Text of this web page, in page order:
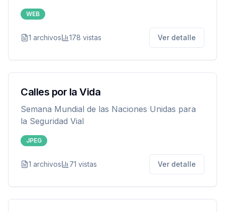
Zonificación de suelo.
WEB
1 archivos 178 vistas Ver detalle
Calles por la Vida
Semana Mundial de las Naciones Unidas para
la Seguridad Vial
JPEG
1 archivos 71 vistas Ver detalle